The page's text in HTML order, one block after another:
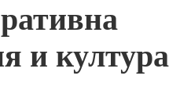
и култура